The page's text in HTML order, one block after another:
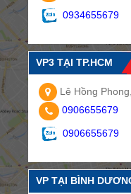
0934655679
VP3 TẠI TP.HCM
Lê Hồng
0906655679
0906655679
VP TẠI BÌNH